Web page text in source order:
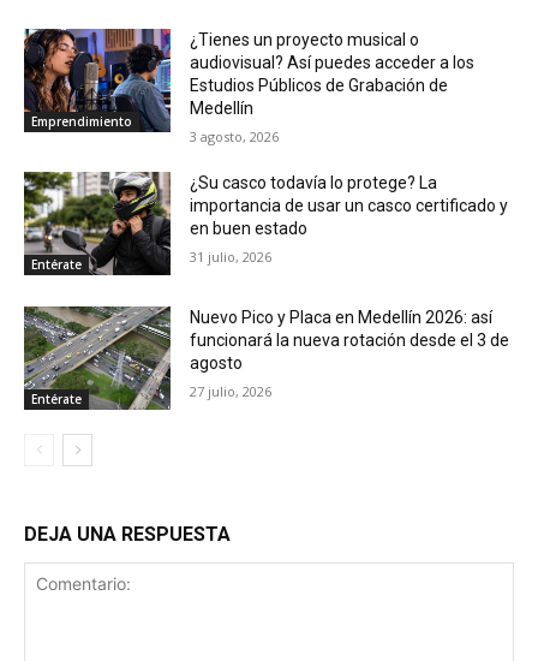
Emprendimiento
¿Tienes un proyecto musical o
audiovisual? Así puedes acceder a los
Estudios Públicos de Grabación de
Medellín
3 agosto, 2026
Entérate
¿Su casco todavía lo protege? La
importancia de usar un casco certificado y
en buen estado
31 julio, 2026
Entérate
Nuevo Pico y Placa en Medellín 2026: así
funcionará la nueva rotación desde el 3 de
agosto
27 julio, 2026
DEJA UNA RESPUESTA